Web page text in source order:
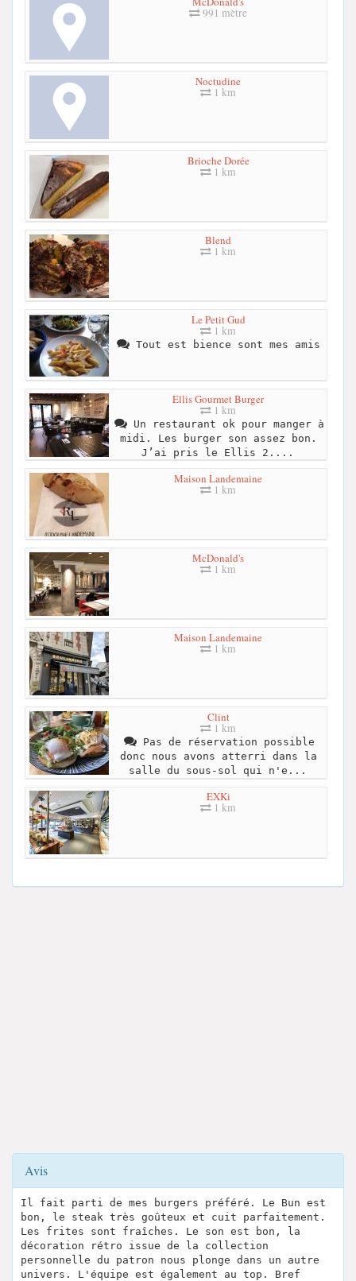
991 mètre
Noctudine
1 km
Brioche Dorée
1 km
Blend
1 km
Le Petit Gud
1 km
Tout est bience sont mes amis
Ellis Gourmet Burger
1 km
Un restaurant ok pour manger à
midi. Les burger son assez bon.
J’ai pris le Ellis 2....
Maison Landemaine
1 km
McDonald's
1 km
Maison Landemaine
1 km
Clint
1 km
Pas de réservation possible
donc nous avons atterri dans la
salle du sous-sol qui n'e...
EXKi
1 km
Avis
Il fait parti de mes burgers préféré. Le Bun est
bon, le steak très goûteux et cuit parfaitement.
Les frites sont fraîches. Le son est bon, la
décoration rétro issue de la collection
personnelle du patron nous plonge dans un autre
univers. L'équipe est également au top. Bref